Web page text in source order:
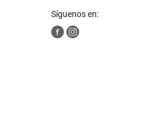
Síguenos en: